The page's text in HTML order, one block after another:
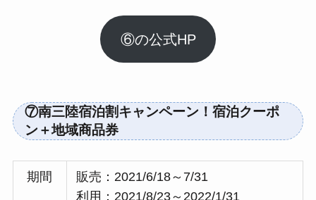
⑥の公式HP
⑦南三陸宿泊割キャンペーン！宿泊クーポ
ン＋地域商品券
期間
販売：2021/6/18～7/31
利用：2021/8/23～2022/1/31